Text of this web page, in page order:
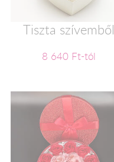
Tiszta szívemből
8 640 Ft-tól